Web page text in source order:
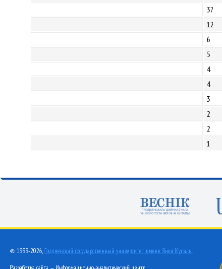
37
12
6
5
4
4
3
2
2
1
© 1999-2026, Гродненский государственный университет имени Янки Купалы